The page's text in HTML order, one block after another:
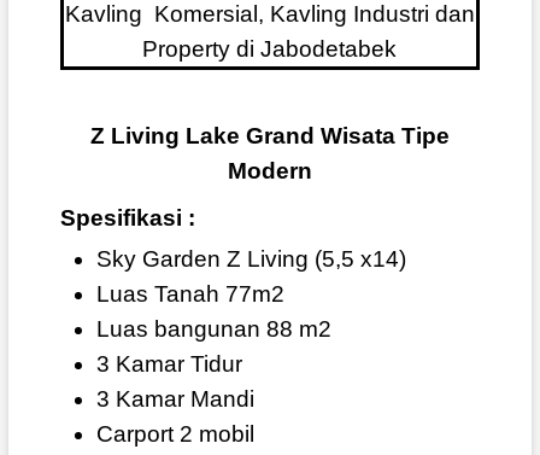
Z Living Lake Grand Wisata Tipe
Modern
Spesifikasi :
Sky Garden Z Living (5,5 x14)
Luas Tanah 77m2
Luas bangunan 88 m2
3 Kamar Tidur
3 Kamar Mandi
Carport 2 mobil